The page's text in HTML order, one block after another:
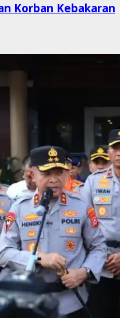
Korban Kebakaran